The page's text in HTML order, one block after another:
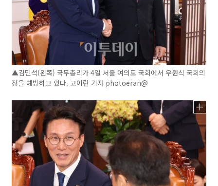
▲김민석(왼쪽) 국무총리가 4일 서울 여의도 국회에서 우원식 국회의
장을 예방하고 있다. 고이란 기자 photoeran@